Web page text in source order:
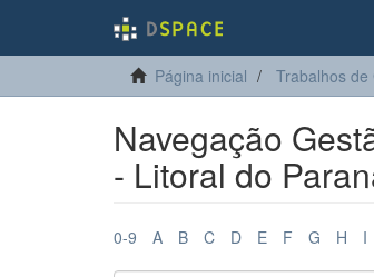
Página inicial Trabalhos de
Navegação
- Litoral do
0-9 A B C D E F G H I